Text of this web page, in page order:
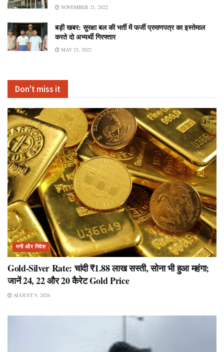
NOVEMBER 21, 2022
बड़ी खबर: सुरक्षा बल की भर्ती में फर्जी प्रमाणपत्र का इस्तेमाल
करते दो अभ्यर्थी गिरफ्तार
MAY 23, 2022
Don't miss it
मनी और निवेश
Gold-Silver Rate: चांदी ₹1.88 लाख सस्ती, सोना भी हुआ महंगा;
जानें 24, 22 और 20 कैरेट Gold Price
AUGUST 9, 2026